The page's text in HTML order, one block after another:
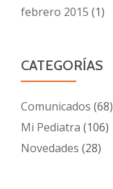
febrero 2015 (1)
CATEGORÍAS
Comunicados (68)
Mi Pediatra (106)
Novedades (28)